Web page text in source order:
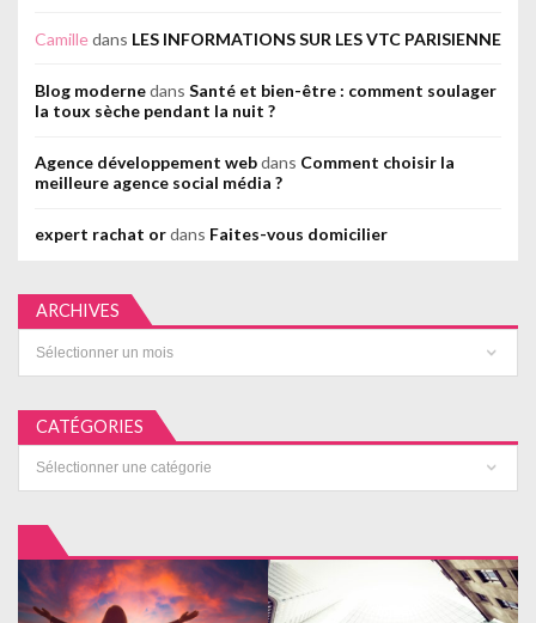
Camilledans LES INFORMATIONS SUR LES VTC PARISIENNE
Blog modernedans Santé et bien-être : comment soulager
la toux sèche pendant la nuit ?
Agence développement webdans Comment choisir la
meilleure agence social média ?
expert rachat ordans Faites-vous domicilier
ARCHIVES
CATÉGORIES